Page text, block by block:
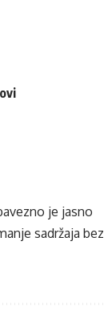
je jasno
sadržaja bez